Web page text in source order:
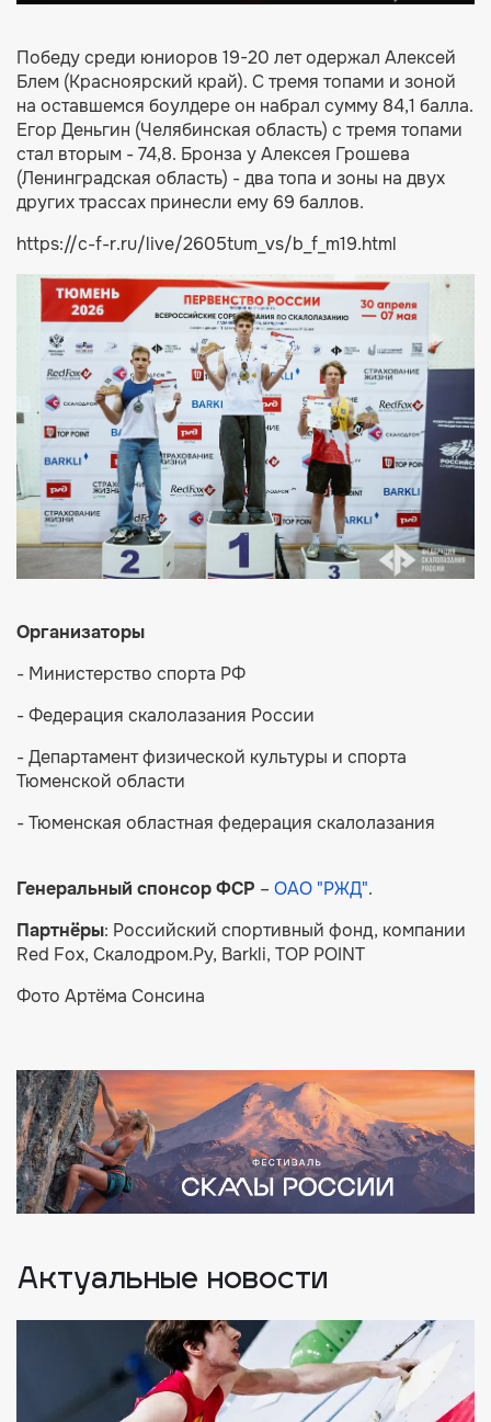
Победу среди юниоров 19-20 лет одержал Алексей
Блем (Красноярский край). С тремя топами и зоной
на оставшемся боулдере он набрал сумму 84,1 балла.
Егор Деньгин (Челябинская область) с тремя топами
стал вторым - 74,8. Бронза у Алексея Грошева
(Ленинградская область) - два топа и зоны на двух
других трассах принесли ему 69 баллов.
https://c-f-r.ru/live/2605tum_vs/b_f_m19.html
Организаторы
- Министерство спорта РФ
- Федерация скалолазания России
- Департамент физической культуры и спорта
Тюменской области
- Тюменская областная федерация скалолазания
Генеральный спонсор ФСР – ОАО "РЖД".
Партнёры: Российский спортивный фонд, компании
Red Fox, Скалодром.Ру, Barkli, TOP POINT
Фото Артёма Сонсина
Актуальные новости